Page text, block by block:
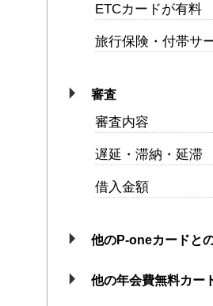
ETCカードが有料
旅行保険・付帯サ
審査
審査内容
遅延・滞納・延滞
借入金額
他のP-oneカードと
他の年会費無料カー